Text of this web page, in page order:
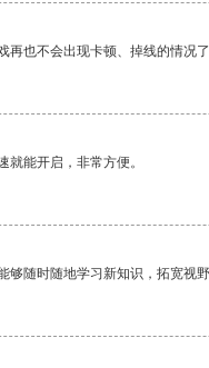
也不会出现卡顿、掉线的情况
能开启，非常方便。
随时随地学习新知识，拓宽视野